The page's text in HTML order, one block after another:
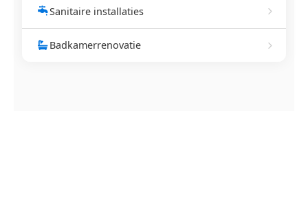
Sanitaire installaties
Badkamerrenovatie